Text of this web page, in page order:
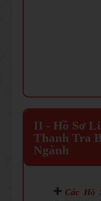
II - Hồ Sơ
Thanh Tra
Ngành
CácHồ